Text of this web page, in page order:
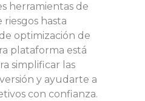
herramientas de
riesgos hasta
optimización de
plataforma está
simplificar las
y ayudarte a
con confianza.